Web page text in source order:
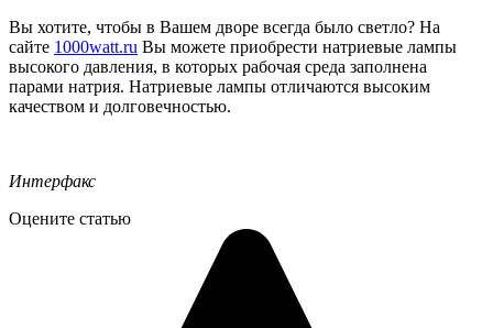
Вы хотите, чтобы в Вашем дворе всегда было светло? На
сайте 1000watt.ru Вы можете приобрести натриевые лампы
высокого давления, в которых рабочая среда заполнена
парами натрия. Натриевые лампы отличаются высоким
качеством и долговечностью.
Интерфакс
Оцените статью